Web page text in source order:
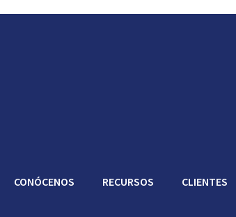
CONÓCENOS RECURSOS CLIENTES